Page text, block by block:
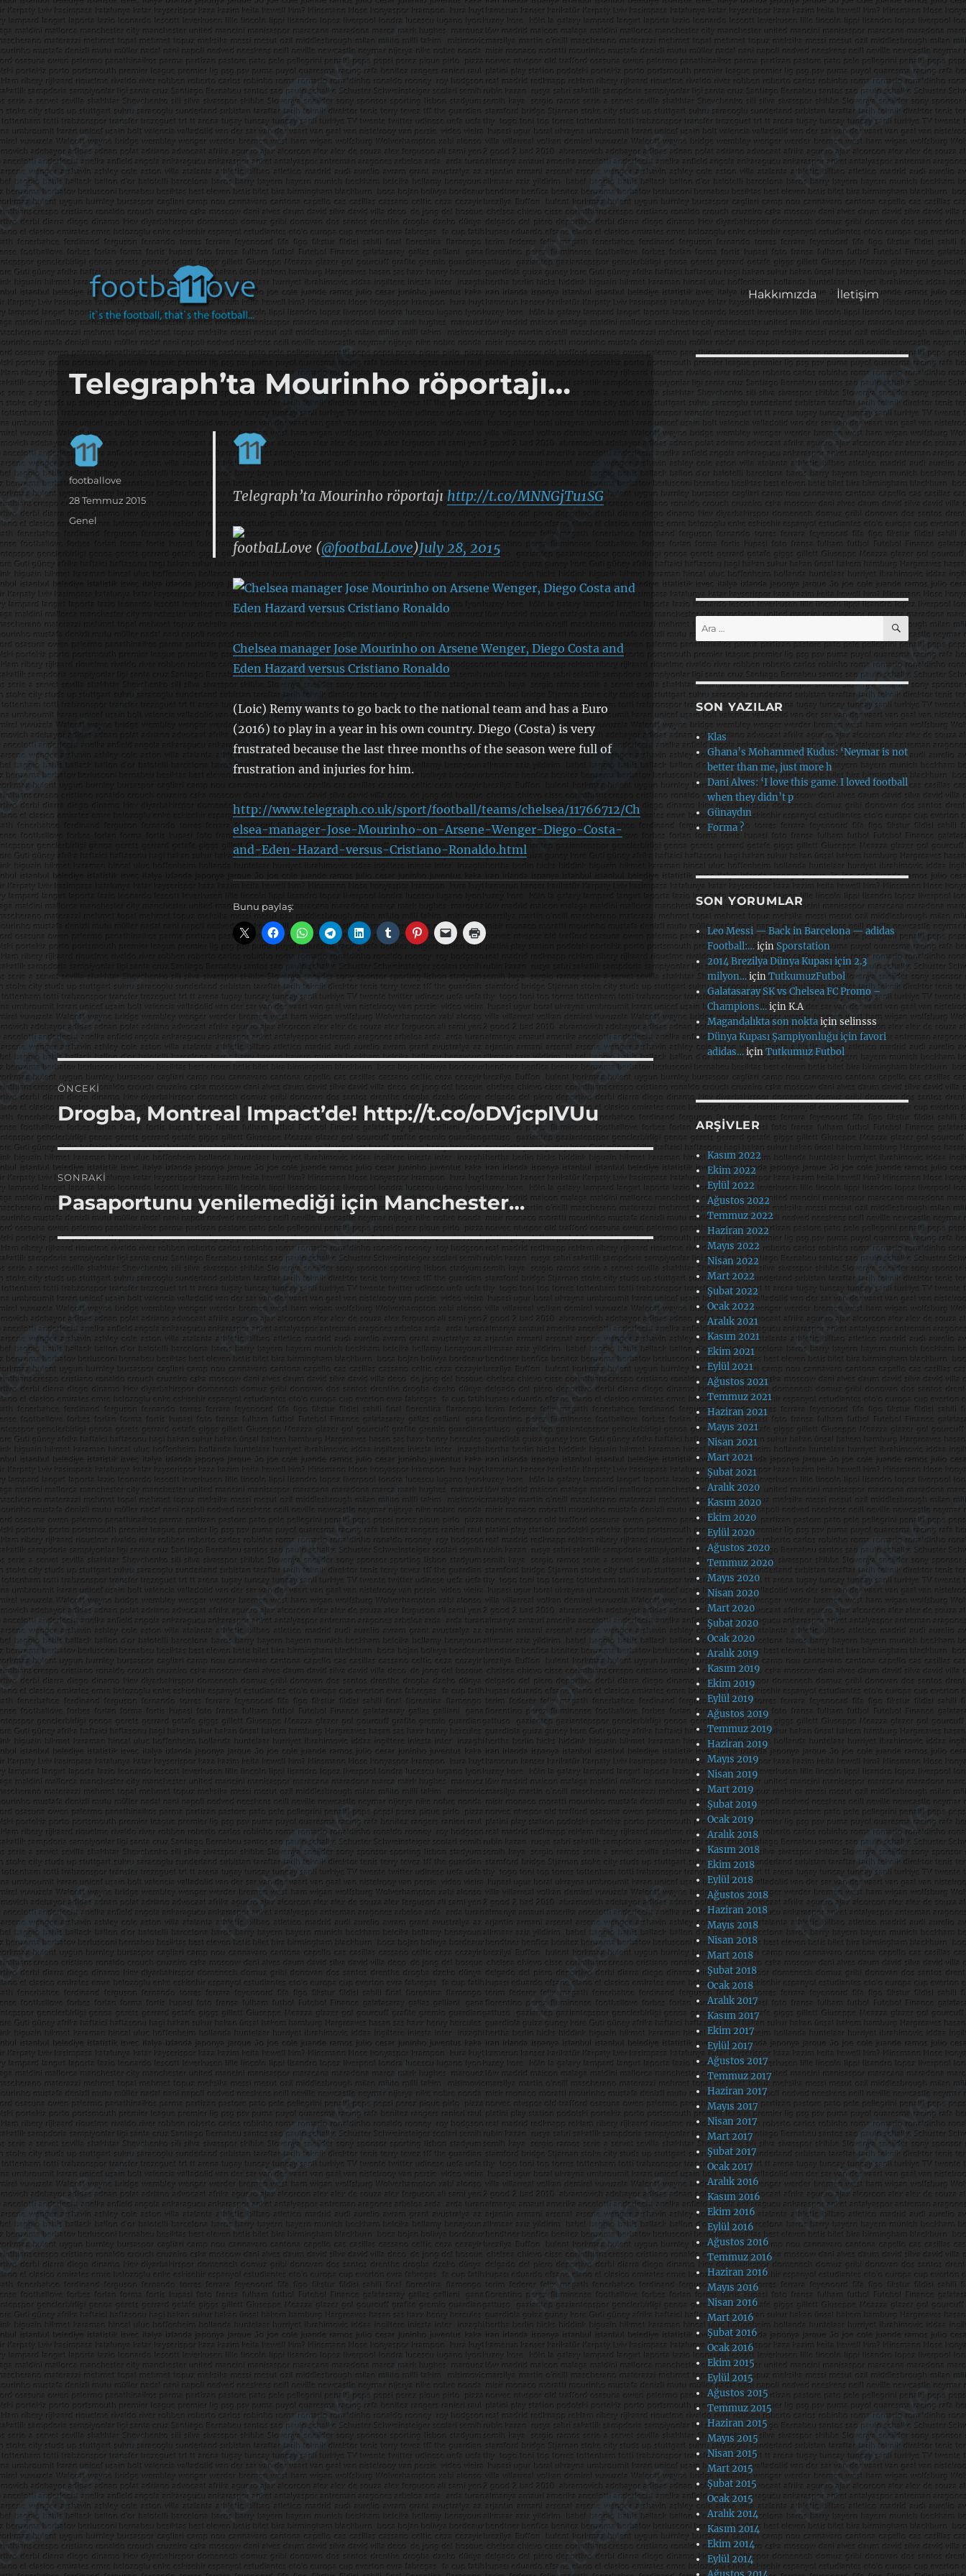
footbaLLove
it's the football, that's the football…
Hakkımızda İletişim
Telegraph’ta Mourinho röportajı…
Telegraph’ta Mourinho röportajıhttp://t.co/MNNGjTu1SG
footbaLLove (@footbaLLove)July 28, 2015
Chelsea manager Jose Mourinho on Arsene Wenger, Diego Costa and
Eden Hazard versus Cristiano Ronaldo
(Loic) Remy wants to go back to the national team and has a Euro
(2016) to play in a year in his own country. Diego (Costa) is very
frustrated because the last three months of the season were full of
frustration and injuries for him.
http://www.telegraph.co.uk/sport/football/teams/chelsea/11766712/Ch
elsea-manager-Jose-Mourinho-on-Arsene-Wenger-Diego-Costa-
and-Eden-Hazard-versus-Cristiano-Ronaldo.html
Bunu paylaş:
Yazar
footballove
Yayın
tarihi
28 Temmuz 2015
Kategoriler
Genel
Yazı
gezinmesi
ÖNCEKI
Önceki
yazı:
Drogba, Montreal Impact’de! http://t.co/oDVjcpIVUu
SONRAKI
Sonraki
yazı:
Pasaportunu yenilemediği için Manchester…
Ara: ARA
SON YAZILAR
Klas
Ghana’s Mohammed Kudus: ‘Neymar is not
better than me, just more h
Dani Alves: ‘I love this game. I loved football
when they didn’t p
Günaydın
Forma ?
SON YORUMLAR
Leo Messi — Back in Barcelona — adidas
Football:…içinSporstation
2014 Brezilya Dünya Kupası için 2.3
milyon…içinTutkumuzFutbol
Galatasaray SK vs Chelsea FC Promo –
Champions…içinK.A
Magandalıkta son noktaiçinselinsss
Dünya Kupası Şampiyonluğu için favori
adidas…içinTutkumuz Futbol
ARŞIVLER
Kasım 2022
Ekim 2022
Eylül 2022
Ağustos 2022
Temmuz 2022
Haziran 2022
Mayıs 2022
Nisan 2022
Mart 2022
Şubat 2022
Ocak 2022
Aralık 2021
Kasım 2021
Ekim 2021
Eylül 2021
Ağustos 2021
Temmuz 2021
Haziran 2021
Mayıs 2021
Nisan 2021
Mart 2021
Şubat 2021
Aralık 2020
Kasım 2020
Ekim 2020
Eylül 2020
Ağustos 2020
Temmuz 2020
Mayıs 2020
Nisan 2020
Mart 2020
Şubat 2020
Ocak 2020
Aralık 2019
Kasım 2019
Ekim 2019
Eylül 2019
Ağustos 2019
Temmuz 2019
Haziran 2019
Mayıs 2019
Nisan 2019
Mart 2019
Şubat 2019
Ocak 2019
Aralık 2018
Kasım 2018
Ekim 2018
Eylül 2018
Ağustos 2018
Haziran 2018
Mayıs 2018
Nisan 2018
Mart 2018
Şubat 2018
Ocak 2018
Aralık 2017
Kasım 2017
Ekim 2017
Eylül 2017
Ağustos 2017
Temmuz 2017
Haziran 2017
Mayıs 2017
Nisan 2017
Mart 2017
Şubat 2017
Ocak 2017
Aralık 2016
Kasım 2016
Ekim 2016
Eylül 2016
Ağustos 2016
Temmuz 2016
Haziran 2016
Mayıs 2016
Nisan 2016
Mart 2016
Şubat 2016
Ocak 2016
Ekim 2015
Eylül 2015
Ağustos 2015
Temmuz 2015
Haziran 2015
Mayıs 2015
Nisan 2015
Mart 2015
Şubat 2015
Ocak 2015
Aralık 2014
Kasım 2014
Ekim 2014
Eylül 2014